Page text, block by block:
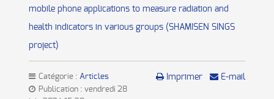
mobile phone applications to measure radiation and
health indicators in various groups (SHAMISEN SINGS
project)
Imprimer E-mail
Catégorie : Articles
Publication : vendredi 28